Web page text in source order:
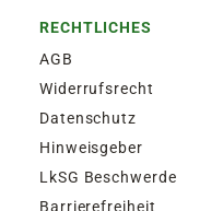
RECHTLICHES
AGB
Widerrufsrecht
Datenschutz
Hinweisgeber
LkSG Beschwerde
Barrierefreiheit